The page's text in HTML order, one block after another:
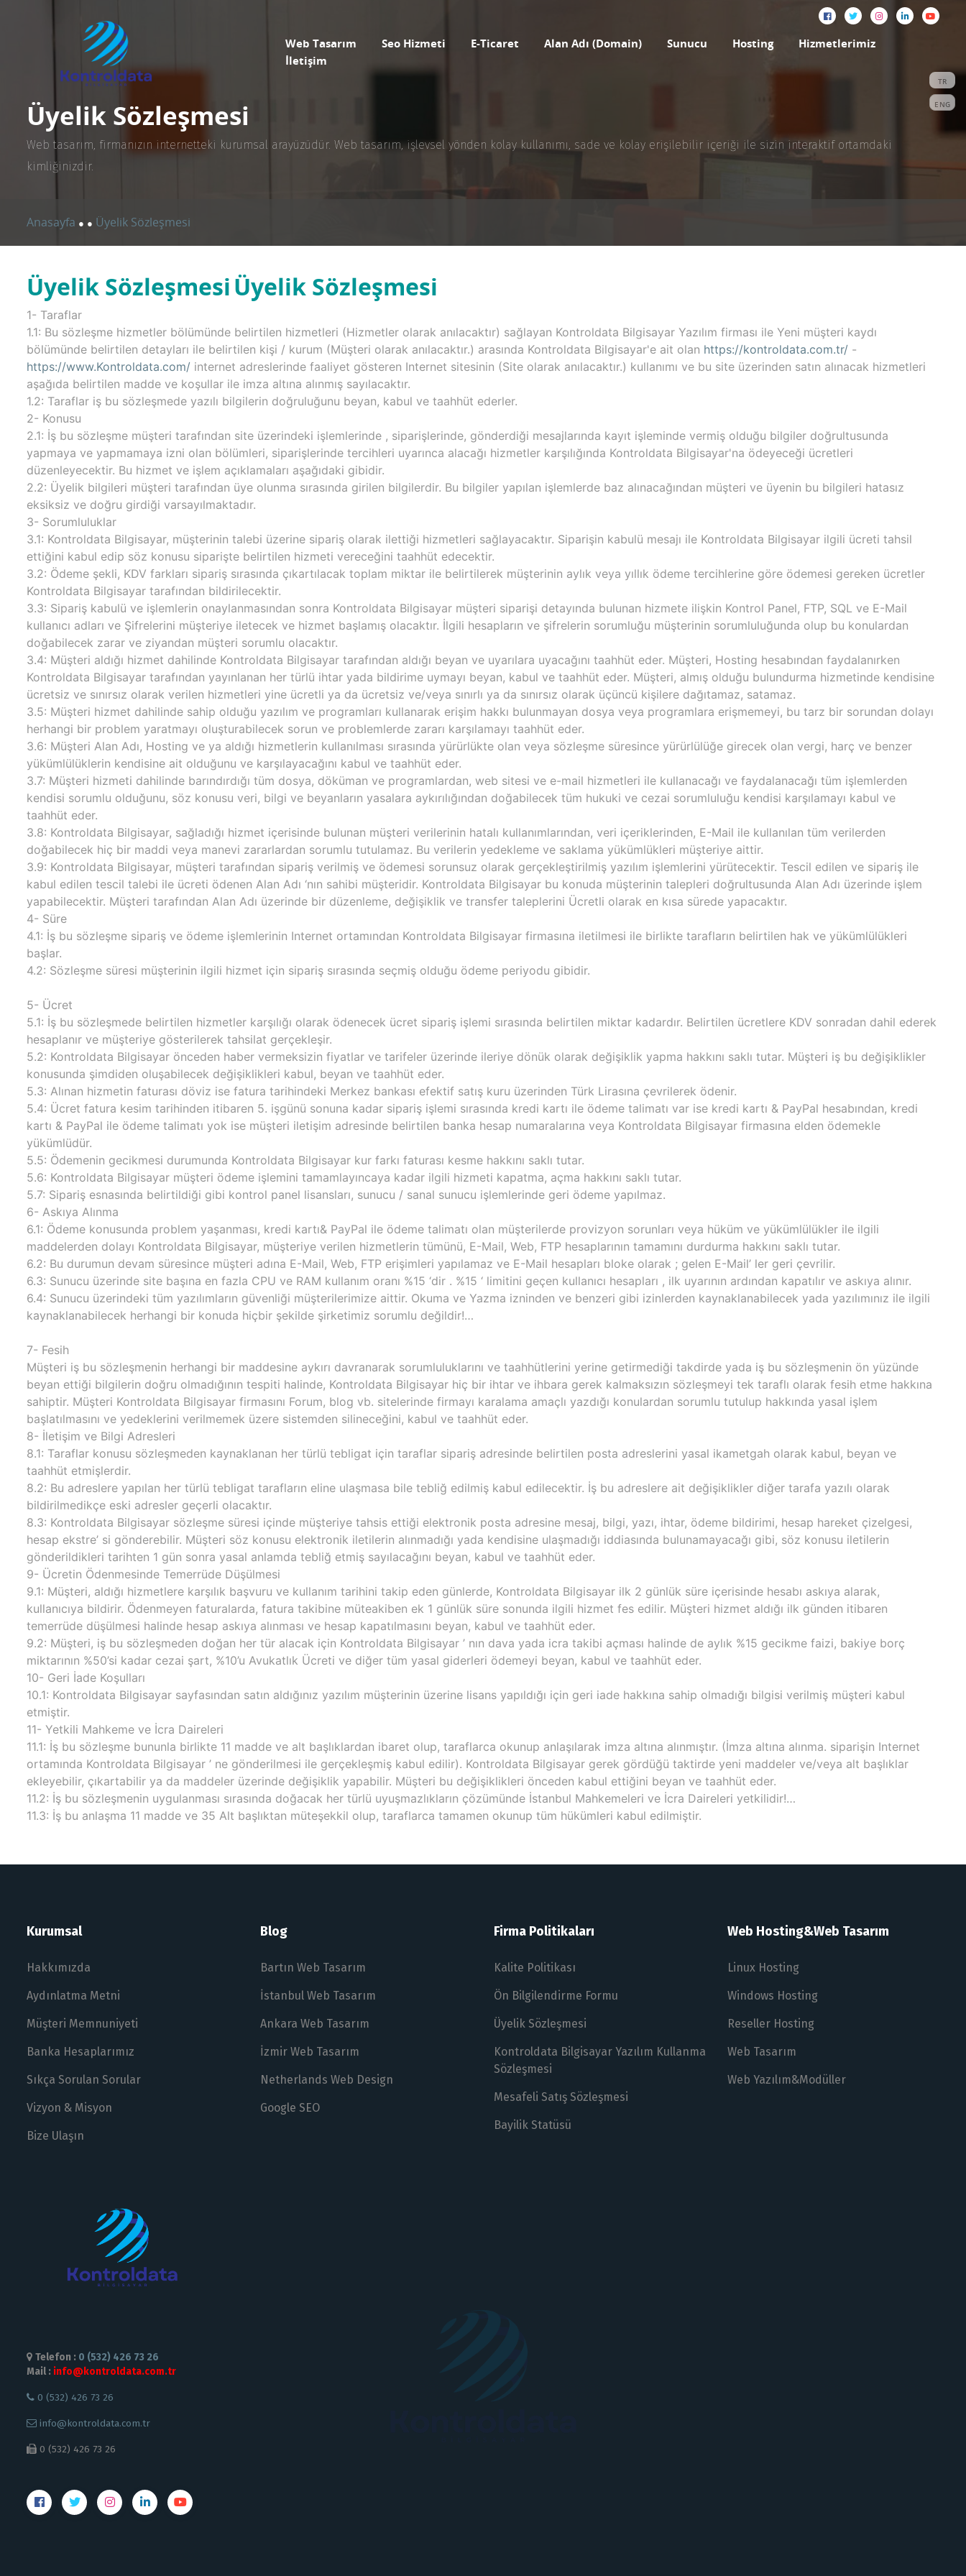
Web Tasarım Seo Hizmeti E-Ticaret Alan Adı (Domain) Sunucu Hosting
Hizmetlerimiz
İletişim
TR
ENG
Üyelik Sözleşmesi
Web tasarım, firmanızın internetteki kurumsal arayüzüdür. Web tasarım, işlevsel yönden kolay kullanımı, sade ve kolay erişilebilir içeriği ile sizin interaktif ortamdaki
kimliğinizdir.
Anasayfa ● ● Üyelik Sözleşmesi
Üyelik SözleşmesiÜyelik Sözleşmesi
1- Taraflar
1.1: Bu sözleşme hizmetler bölümünde belirtilen hizmetleri (Hizmetler olarak anılacaktır) sağlayan Kontroldata Bilgisayar Yazılım firması ile Yeni müşteri kaydı
bölümünde belirtilen detayları ile belirtilen kişi / kurum (Müşteri olarak anılacaktır.) arasında Kontroldata Bilgisayar'e ait olan https://kontroldata.com.tr/ -
https://www.Kontroldata.com/ internet adreslerinde faaliyet gösteren Internet sitesinin (Site olarak anılacaktır.) kullanımı ve bu site üzerinden satın alınacak hizmetleri
aşağıda belirtilen madde ve koşullar ile imza altına alınmış sayılacaktır.
1.2: Taraflar iş bu sözleşmede yazılı bilgilerin doğruluğunu beyan, kabul ve taahhüt ederler.
2- Konusu
2.1: İş bu sözleşme müşteri tarafından site üzerindeki işlemlerinde , siparişlerinde, gönderdiği mesajlarında kayıt işleminde vermiş olduğu bilgiler doğrultusunda
yapmaya ve yapmamaya izni olan bölümleri, siparişlerinde tercihleri uyarınca alacağı hizmetler karşılığında Kontroldata Bilgisayar'na ödeyeceği ücretleri
düzenleyecektir. Bu hizmet ve işlem açıklamaları aşağıdaki gibidir.
2.2: Üyelik bilgileri müşteri tarafından üye olunma sırasında girilen bilgilerdir. Bu bilgiler yapılan işlemlerde baz alınacağından müşteri ve üyenin bu bilgileri hatasız
eksiksiz ve doğru girdiği varsayılmaktadır.
3- Sorumluluklar
3.1: Kontroldata Bilgisayar, müşterinin talebi üzerine sipariş olarak ilettiği hizmetleri sağlayacaktır. Siparişin kabulü mesajı ile Kontroldata Bilgisayar ilgili ücreti tahsil
ettiğini kabul edip söz konusu siparişte belirtilen hizmeti vereceğini taahhüt edecektir.
3.2: Ödeme şekli, KDV farkları sipariş sırasında çıkartılacak toplam miktar ile belirtilerek müşterinin aylık veya yıllık ödeme tercihlerine göre ödemesi gereken ücretler
Kontroldata Bilgisayar tarafından bildirilecektir.
3.3: Sipariş kabulü ve işlemlerin onaylanmasından sonra Kontroldata Bilgisayar müşteri siparişi detayında bulunan hizmete ilişkin Kontrol Panel, FTP, SQL ve E-Mail
kullanıcı adları ve Şifrelerini müşteriye iletecek ve hizmet başlamış olacaktır. İlgili hesapların ve şifrelerin sorumluğu müşterinin sorumluluğunda olup bu konulardan
doğabilecek zarar ve ziyandan müşteri sorumlu olacaktır.
3.4: Müşteri aldığı hizmet dahilinde Kontroldata Bilgisayar tarafından aldığı beyan ve uyarılara uyacağını taahhüt eder. Müşteri, Hosting hesabından faydalanırken
Kontroldata Bilgisayar tarafından yayınlanan her türlü ihtar yada bildirime uymayı beyan, kabul ve taahhüt eder. Müşteri, almış olduğu bulundurma hizmetinde kendisine
ücretsiz ve sınırsız olarak verilen hizmetleri yine ücretli ya da ücretsiz ve/veya sınırlı ya da sınırsız olarak üçüncü kişilere dağıtamaz, satamaz.
3.5: Müşteri hizmet dahilinde sahip olduğu yazılım ve programları kullanarak erişim hakkı bulunmayan dosya veya programlara erişmemeyi, bu tarz bir sorundan dolayı
herhangi bir problem yaratmayı oluşturabilecek sorun ve problemlerde zararı karşılamayı taahhüt eder.
3.6: Müşteri Alan Adı, Hosting ve ya aldığı hizmetlerin kullanılması sırasında yürürlükte olan veya sözleşme süresince yürürlülüğe girecek olan vergi, harç ve benzer
yükümlülüklerin kendisine ait olduğunu ve karşılayacağını kabul ve taahhüt eder.
3.7: Müşteri hizmeti dahilinde barındırdığı tüm dosya, döküman ve programlardan, web sitesi ve e-mail hizmetleri ile kullanacağı ve faydalanacağı tüm işlemlerden
kendisi sorumlu olduğunu, söz konusu veri, bilgi ve beyanların yasalara aykırılığından doğabilecek tüm hukuki ve cezai sorumluluğu kendisi karşılamayı kabul ve
taahhüt eder.
3.8: Kontroldata Bilgisayar, sağladığı hizmet içerisinde bulunan müşteri verilerinin hatalı kullanımlarından, veri içeriklerinden, E-Mail ile kullanılan tüm verilerden
doğabilecek hiç bir maddi veya manevi zararlardan sorumlu tutulamaz. Bu verilerin yedekleme ve saklama yükümlükleri müşteriye aittir.
3.9: Kontroldata Bilgisayar, müşteri tarafından sipariş verilmiş ve ödemesi sorunsuz olarak gerçekleştirilmiş yazılım işlemlerini yürütecektir. Tescil edilen ve sipariş ile
kabul edilen tescil talebi ile ücreti ödenen Alan Adı ‘nın sahibi müşteridir. Kontroldata Bilgisayar bu konuda müşterinin talepleri doğrultusunda Alan Adı üzerinde işlem
yapabilecektir. Müşteri tarafından Alan Adı üzerinde bir düzenleme, değişiklik ve transfer taleplerini Ücretli olarak en kısa sürede yapacaktır.
4- Süre
4.1: İş bu sözleşme sipariş ve ödeme işlemlerinin Internet ortamından Kontroldata Bilgisayar firmasına iletilmesi ile birlikte tarafların belirtilen hak ve yükümlülükleri
başlar.
4.2: Sözleşme süresi müşterinin ilgili hizmet için sipariş sırasında seçmiş olduğu ödeme periyodu gibidir.
5- Ücret
5.1: İş bu sözleşmede belirtilen hizmetler karşılığı olarak ödenecek ücret sipariş işlemi sırasında belirtilen miktar kadardır. Belirtilen ücretlere KDV sonradan dahil ederek
hesaplanır ve müşteriye gösterilerek tahsilat gerçekleşir.
5.2: Kontroldata Bilgisayar önceden haber vermeksizin fiyatlar ve tarifeler üzerinde ileriye dönük olarak değişiklik yapma hakkını saklı tutar. Müşteri iş bu değişiklikler
konusunda şimdiden oluşabilecek değişiklikleri kabul, beyan ve taahhüt eder.
5.3: Alınan hizmetin faturası döviz ise fatura tarihindeki Merkez bankası efektif satış kuru üzerinden Türk Lirasına çevrilerek ödenir.
5.4: Ücret fatura kesim tarihinden itibaren 5. işgünü sonuna kadar sipariş işlemi sırasında kredi kartı ile ödeme talimatı var ise kredi kartı & PayPal hesabından, kredi
kartı & PayPal ile ödeme talimatı yok ise müşteri iletişim adresinde belirtilen banka hesap numaralarına veya Kontroldata Bilgisayar firmasına elden ödemekle
yükümlüdür.
5.5: Ödemenin gecikmesi durumunda Kontroldata Bilgisayar kur farkı faturası kesme hakkını saklı tutar.
5.6: Kontroldata Bilgisayar müşteri ödeme işlemini tamamlayıncaya kadar ilgili hizmeti kapatma, açma hakkını saklı tutar.
5.7: Sipariş esnasında belirtildiği gibi kontrol panel lisansları, sunucu / sanal sunucu işlemlerinde geri ödeme yapılmaz.
6- Askıya Alınma
6.1: Ödeme konusunda problem yaşanması, kredi kartı& PayPal ile ödeme talimatı olan müşterilerde provizyon sorunları veya hüküm ve yükümlülükler ile ilgili
maddelerden dolayı Kontroldata Bilgisayar, müşteriye verilen hizmetlerin tümünü, E-Mail, Web, FTP hesaplarının tamamını durdurma hakkını saklı tutar.
6.2: Bu durumun devam süresince müşteri adına E-Mail, Web, FTP erişimleri yapılamaz ve E-Mail hesapları bloke olarak ; gelen E-Mail’ ler geri çevrilir.
6.3: Sunucu üzerinde site başına en fazla CPU ve RAM kullanım oranı %15 ‘dir . %15 ‘ limitini geçen kullanıcı hesapları , ilk uyarının ardından kapatılır ve askıya alınır.
6.4: Sunucu üzerindeki tüm yazılımların güvenliği müşterilerimize aittir. Okuma ve Yazma izninden ve benzeri gibi izinlerden kaynaklanabilecek yada yazılımınız ile ilgili
kaynaklanabilecek herhangi bir konuda hiçbir şekilde şirketimiz sorumlu değildir!…
7- Fesih
Müşteri iş bu sözleşmenin herhangi bir maddesine aykırı davranarak sorumluluklarını ve taahhütlerini yerine getirmediği takdirde yada iş bu sözleşmenin ön yüzünde
beyan ettiği bilgilerin doğru olmadığının tespiti halinde, Kontroldata Bilgisayar hiç bir ihtar ve ihbara gerek kalmaksızın sözleşmeyi tek taraflı olarak fesih etme hakkına
sahiptir. Müşteri Kontroldata Bilgisayar firmasını Forum, blog vb. sitelerinde firmayı karalama amaçlı yazdığı konulardan sorumlu tutulup hakkında yasal işlem
başlatılmasını ve yedeklerini verilmemek üzere sistemden silineceğini, kabul ve taahhüt eder.
8- İletişim ve Bilgi Adresleri
8.1: Taraflar konusu sözleşmeden kaynaklanan her türlü tebligat için taraflar sipariş adresinde belirtilen posta adreslerini yasal ikametgah olarak kabul, beyan ve
taahhüt etmişlerdir.
8.2: Bu adreslere yapılan her türlü tebligat tarafların eline ulaşmasa bile tebliğ edilmiş kabul edilecektir. İş bu adreslere ait değişiklikler diğer tarafa yazılı olarak
bildirilmedikçe eski adresler geçerli olacaktır.
8.3: Kontroldata Bilgisayar sözleşme süresi içinde müşteriye tahsis ettiği elektronik posta adresine mesaj, bilgi, yazı, ihtar, ödeme bildirimi, hesap hareket çizelgesi,
hesap ekstre’ si gönderebilir. Müşteri söz konusu elektronik iletilerin alınmadığı yada kendisine ulaşmadığı iddiasında bulunamayacağı gibi, söz konusu iletilerin
gönderildikleri tarihten 1 gün sonra yasal anlamda tebliğ etmiş sayılacağını beyan, kabul ve taahhüt eder.
9- Ücretin Ödenmesinde Temerrüde Düşülmesi
9.1: Müşteri, aldığı hizmetlere karşılık başvuru ve kullanım tarihini takip eden günlerde, Kontroldata Bilgisayar ilk 2 günlük süre içerisinde hesabı askıya alarak,
kullanıcıya bildirir. Ödenmeyen faturalarda, fatura takibine müteakiben ek 1 günlük süre sonunda ilgili hizmet fes edilir. Müşteri hizmet aldığı ilk günden itibaren
temerrüde düşülmesi halinde hesap askıya alınması ve hesap kapatılmasını beyan, kabul ve taahhüt eder.
9.2: Müşteri, iş bu sözleşmeden doğan her tür alacak için Kontroldata Bilgisayar ’ nın dava yada icra takibi açması halinde de aylık %15 gecikme faizi, bakiye borç
miktarının %50’si kadar cezai şart, %10’u Avukatlık Ücreti ve diğer tüm yasal giderleri ödemeyi beyan, kabul ve taahhüt eder.
10- Geri İade Koşulları
10.1: Kontroldata Bilgisayar sayfasından satın aldığınız yazılım müşterinin üzerine lisans yapıldığı için geri iade hakkına sahip olmadığı bilgisi verilmiş müşteri kabul
etmiştir.
11- Yetkili Mahkeme ve İcra Daireleri
11.1: İş bu sözleşme bununla birlikte 11 madde ve alt başlıklardan ibaret olup, taraflarca okunup anlaşılarak imza altına alınmıştır. (İmza altına alınma. siparişin Internet
ortamında Kontroldata Bilgisayar ’ ne gönderilmesi ile gerçekleşmiş kabul edilir). Kontroldata Bilgisayar gerek gördüğü taktirde yeni maddeler ve/veya alt başlıklar
ekleyebilir, çıkartabilir ya da maddeler üzerinde değişiklik yapabilir. Müşteri bu değişiklikleri önceden kabul ettiğini beyan ve taahhüt eder.
11.2: İş bu sözleşmenin uygulanması sırasında doğacak her türlü uyuşmazlıkların çözümünde İstanbul Mahkemeleri ve İcra Daireleri yetkilidir!…
11.3: İş bu anlaşma 11 madde ve 35 Alt başlıktan müteşekkil olup, taraflarca tamamen okunup tüm hükümleri kabul edilmiştir.
Kurumsal
Hakkımızda
Aydınlatma Metni
Müşteri Memnuniyeti
Banka Hesaplarımız
Sıkça Sorulan Sorular
Vizyon & Misyon
Bize Ulaşın
Blog
Bartın Web Tasarım
İstanbul Web Tasarım
Ankara Web Tasarım
İzmir Web Tasarım
Netherlands Web Design
Google SEO
Firma Politikaları
Kalite Politikası
Ön Bilgilendirme Formu
Üyelik Sözleşmesi
Kontroldata Bilgisayar Yazılım Kullanma
Sözleşmesi
Mesafeli Satış Sözleşmesi
Bayilik Statüsü
Web Hosting&Web Tasarım
Linux Hosting
Windows Hosting
Reseller Hosting
Web Tasarım
Web Yazılım&Modüller
Telefon : 0 (532) 426 73 26
Mail : info@kontroldata.com.tr
0 (532) 426 73 26
info@kontroldata.com.tr
0 (532) 426 73 26